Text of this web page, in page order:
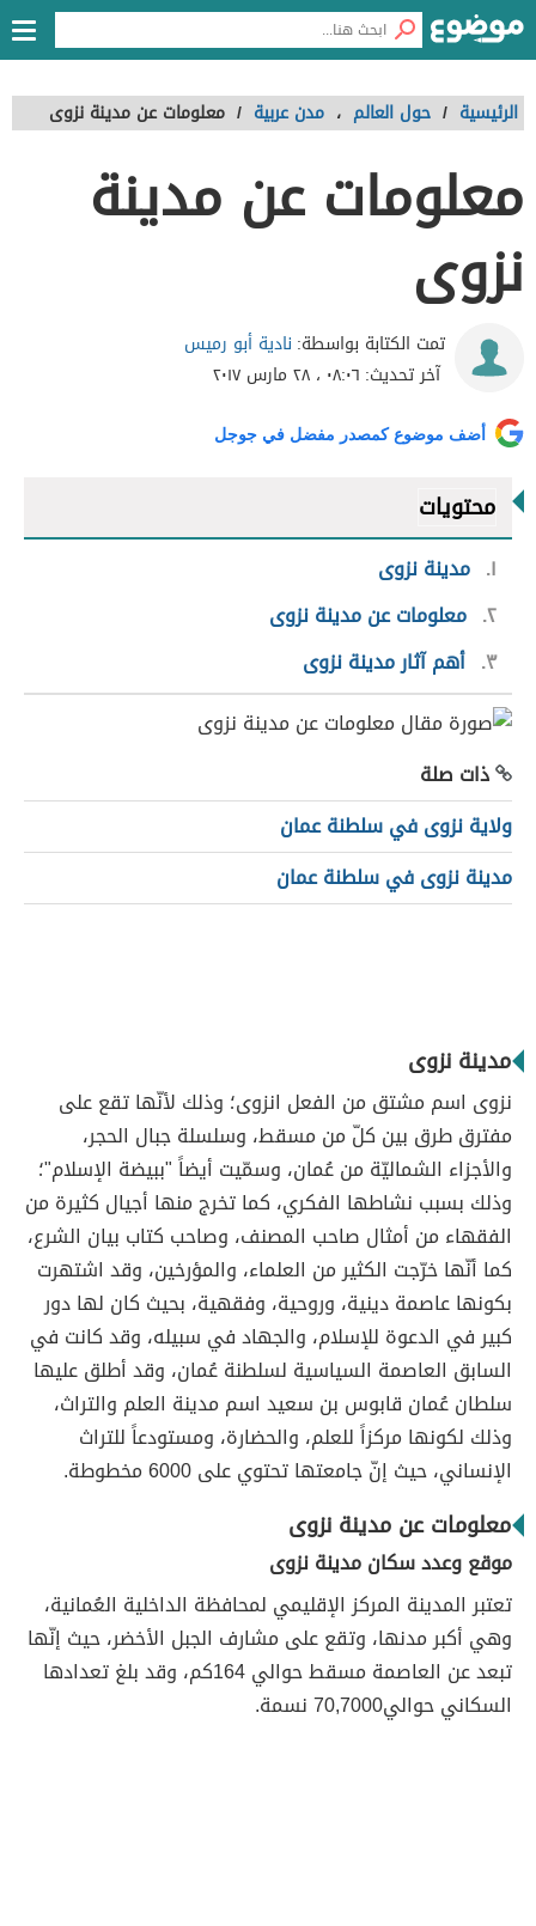
الرئيسية / حول العالم ، مدن عربية / معلومات عن مدينة نزوى
معلومات عن مدينة
نزوى
تمت الكتابة بواسطة: نادية أبو رميس
آخر تحديث: ٠٨:٠٦ ، ٢٨ مارس ٢٠١٧
أضف موضوع كمصدر مفضل في جوجل
محتويات
١ مدينة نزوى
٢ معلومات عن مدينة نزوى
٣ أهم آثار مدينة نزوى
ذات صلة
ولاية نزوى في سلطنة عمان
مدينة نزوى في سلطنة عمان
مدينة نزوى
نزوى اسم مشتق من الفعل انزوى؛ وذلك لأنّها تقع على
مفترق طرق بين كلّ من مسقط، وسلسلة جبال الحجر،
والأجزاء الشماليّة من عُمان، وسمّيت أيضاً "ببيضة الإسلام"؛
وذلك بسبب نشاطها الفكري، كما تخرج منها أجيال كثيرة من
الفقهاء من أمثال صاحب المصنف، وصاحب كتاب بيان الشرع،
كما أنّها خرّجت الكثير من العلماء، والمؤرخين، وقد اشتهرت
بكونها عاصمة دينية، وروحية، وفقهية، بحيث كان لها دور
كبير في الدعوة للإسلام، والجهاد في سبيله، وقد كانت في
السابق العاصمة السياسية لسلطنة عُمان، وقد أطلق عليها
سلطان عُمان قابوس بن سعيد اسم مدينة العلم والتراث،
وذلك لكونها مركزاً للعلم، والحضارة، ومستودعاً للتراث
الإنساني، حيث إنّ جامعتها تحتوي على 6000 مخطوطة.
معلومات عن مدينة نزوى
موقع وعدد سكان مدينة نزوى
تعتبر المدينة المركز الإقليمي لمحافظة الداخلية العُمانية،
وهي أكبر مدنها، وتقع على مشارف الجبل الأخضر، حيث إنّها
تبعد عن العاصمة مسقط حوالي 164كم، وقد بلغ تعدادها
السكاني حوالي70,7000 نسمة.